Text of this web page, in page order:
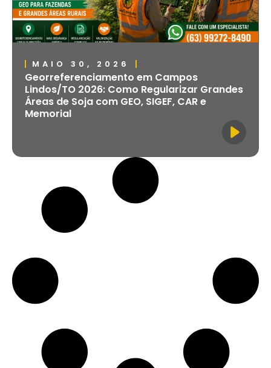
MAIO 30, 2026
Georreferenciamento em Campos
Lindos/TO 2026: Como Regularizar Grandes
Áreas de Soja com GEO, SIGEF, CAR e
Memorial